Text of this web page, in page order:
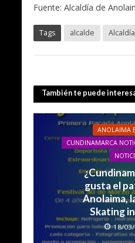
Fuente: Alcaldía de
Tags alcalde Alcaldía
También te puede
ANOLAIMA
CUNDINAMARCA
gusta el
Anolaima,
Skating
18/